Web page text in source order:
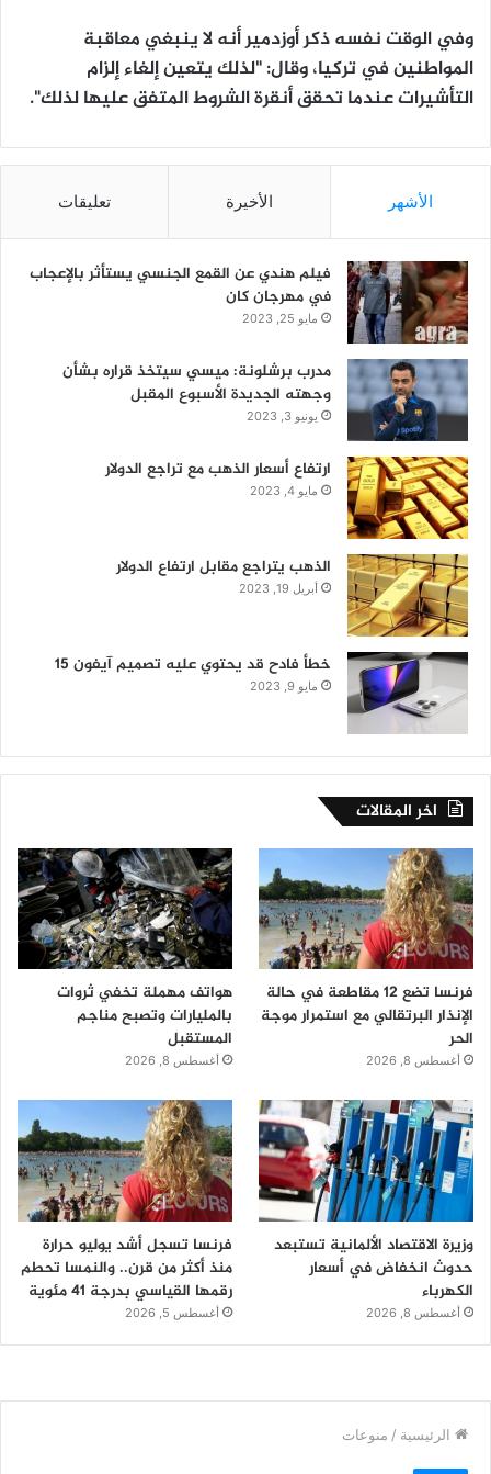
وفي الوقت نفسه ذكر أوزدمير أنه لا ينبغي معاقبة
المواطنين في تركيا، وقال: "لذلك يتعين إلغاء إلزام
التأشيرات عندما تحقق أنقرة الشروط المتفق عليها لذلك".
الأشهر الأخيرة تعليقات
فيلم هندي عن القمع الجنسي يستأثر بالإعجاب
في مهرجان كان
مايو 25, 2023
مدرب برشلونة: ميسي سيتخذ قراره بشأن
وجهته الجديدة الأسبوع المقبل
يونيو 3, 2023
ارتفاع أسعار الذهب مع تراجع الدولار
مايو 4, 2023
الذهب يتراجع مقابل ارتفاع الدولار
أبريل 19, 2023
خطأ فادح قد يحتوي عليه تصميم آيفون 15
مايو 9, 2023
اخر المقالات
فرنسا تضع 12 مقاطعة في حالة
الإنذار البرتقالي مع استمرار موجة
الحر
أغسطس 8, 2026
هواتف مهملة تخفي ثروات
بالمليارات وتصبح مناجم
المستقبل
أغسطس 8, 2026
وزيرة الاقتصاد الألمانية تستبعد
حدوث انخفاض في أسعار
الكهرباء
أغسطس 8, 2026
فرنسا تسجل أشد يوليو حرارة
منذ أكثر من قرن.. والنمسا تحطم
رقمها القياسي بدرجة 41 مئوية
أغسطس 5, 2026